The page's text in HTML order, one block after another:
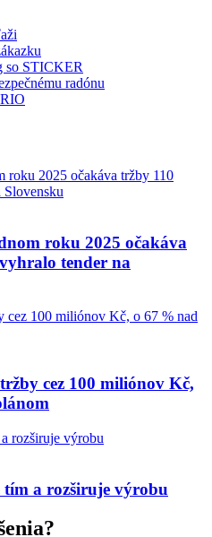
so STICKER
radónu
roku 2025 očakáva
tender na
cez 100 miliónov Kč,
a rozširuje výrobu